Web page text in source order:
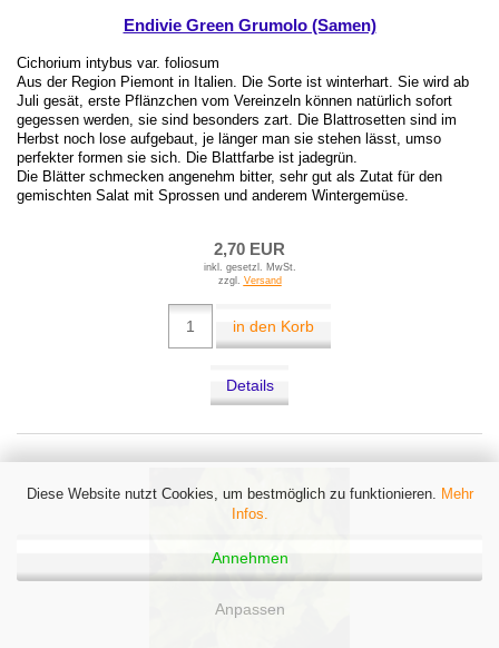
Diese Website nutzt Cookies, um bestmöglich zu funktionieren. Mehr
Infos.
Annehmen
Anpassen
Endivie Green Grumolo (Samen)
Cichorium intybus var. foliosum
Aus der Region Piemont in Italien. Die Sorte ist winterhart. Sie wird ab
Juli gesät, erste Pflänzchen vom Vereinzeln können natürlich sofort
gegessen werden, sie sind besonders zart. Die Blattrosetten sind im
Herbst noch lose aufgebaut, je länger man sie stehen lässt, umso
perfekter formen sie sich. Die Blattfarbe ist jadegrün.
Die Blätter schmecken angenehm bitter, sehr gut als Zutat für den
gemischten Salat mit Sprossen und anderem Wintergemüse.
2,70 EUR
inkl. gesetzl. MwSt.
zzgl. Versand
in den Korb
Details